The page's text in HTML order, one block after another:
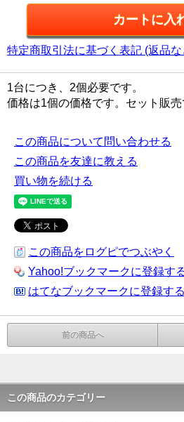
特定商取引法に基づく表記 (返品な
1台につき、2個必要です。
価格は1個の価格です。セット販売
この商品について問い合わせる
この商品を友達に教える
買い物を続ける
この商品をログピでつぶやく
Yahoo!ブックマークに登録す
はてなブックマークに登録する
前の商品へ
この商品のカテゴリー